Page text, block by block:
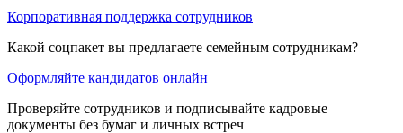
Корпоративная поддержка сотрудников
Какой соцпакет вы предлагаете семейным сотрудникам?
Оформляйте кандидатов онлайн
Проверяйте сотрудников и подписывайте кадровые
документы без бумаг и личных встреч